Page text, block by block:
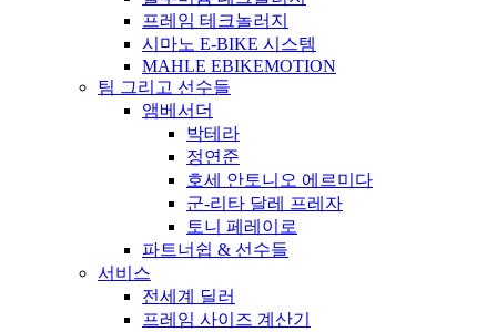
프레임 테크놀러지
시마노 E-BIKE 시스템
MAHLE EBIKEMOTION
팀 그리고 선수들
앰베서더
박테라
정연준
호세 안토니오 에르미다
군-리타 달레 프레자
토니 페레이로
파트너쉽 & 선수들
서비스
전세계 딜러
프레임 사이즈 계산기